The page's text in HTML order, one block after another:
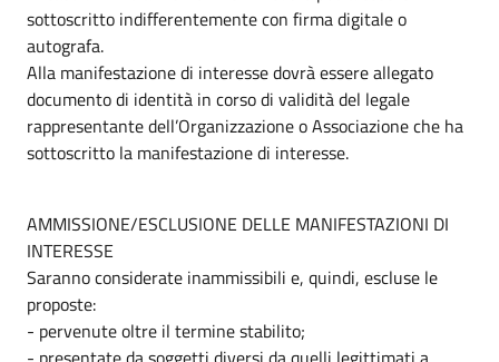
sottoscritto indifferentemente con firma digitale o
autografa.
Alla manifestazione di interesse dovrà essere allegato
documento di identità in corso di validità del legale
rappresentante dell’Organizzazione o Associazione che ha
sottoscritto la manifestazione di interesse.
AMMISSIONE/ESCLUSIONE DELLE MANIFESTAZIONI DI
INTERESSE
Saranno considerate inammissibili e, quindi, escluse le
proposte:
- pervenute oltre il termine stabilito;